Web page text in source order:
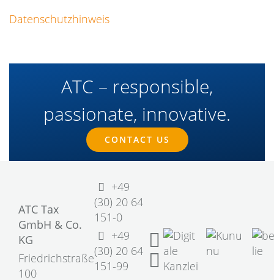
Datenschutzhinweis
ATC – responsible,
passionate, innovative.
CONTACT US
ATC Tax
GmbH & Co.
KG
Friedrichstraße
100
+49
(30) 20 64
151-0
+49
(30) 20 64
151-99